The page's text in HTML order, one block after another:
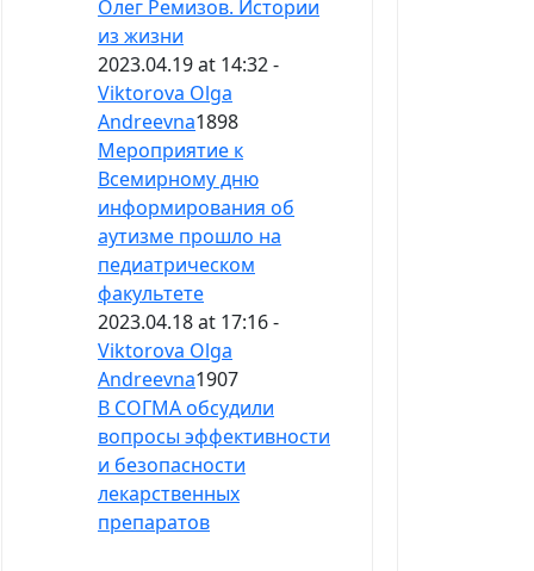
Олег Ремизов. Истории
из жизни
2023.04.19 at 14:32 -
Viktorova Olga
Andreevna1898
Мероприятие к
Всемирному дню
информирования об
аутизме прошло на
педиатрическом
факультете
2023.04.18 at 17:16 -
Viktorova Olga
Andreevna1907
В СОГМА обсудили
вопросы эффективности
и безопасности
лекарственных
препаратов